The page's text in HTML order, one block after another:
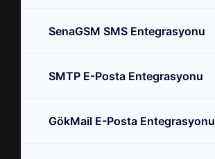
SenaGSM SMS Entegrasyonu
SMTP E-Posta Entegrasyonu
GökMail E-Posta Entegrasyonu